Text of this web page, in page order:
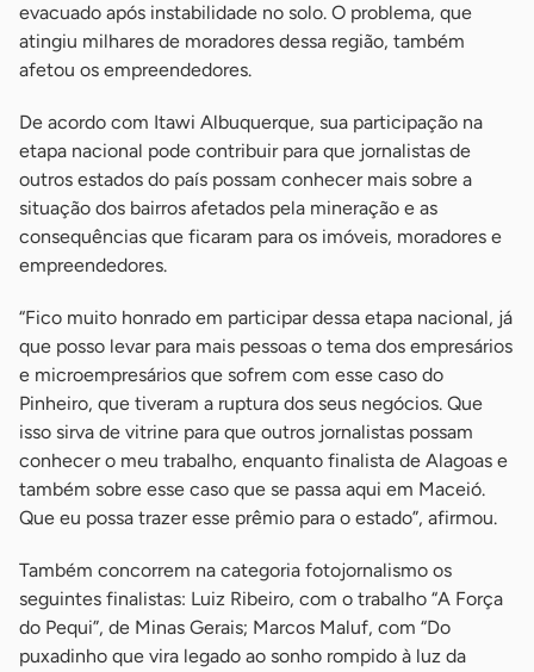
evacuado após instabilidade no solo. O problema, que
atingiu milhares de moradores dessa região, também
afetou os empreendedores.
De acordo com Itawi Albuquerque, sua participação na
etapa nacional pode contribuir para que jornalistas de
outros estados do país possam conhecer mais sobre a
situação dos bairros afetados pela mineração e as
consequências que ficaram para os imóveis, moradores e
empreendedores.
“Fico muito honrado em participar dessa etapa nacional, já
que posso levar para mais pessoas o tema dos empresários
e microempresários que sofrem com esse caso do
Pinheiro, que tiveram a ruptura dos seus negócios. Que
isso sirva de vitrine para que outros jornalistas possam
conhecer o meu trabalho, enquanto finalista de Alagoas e
também sobre esse caso que se passa aqui em Maceió.
Que eu possa trazer esse prêmio para o estado”, afirmou.
Também concorrem na categoria fotojornalismo os
seguintes finalistas: Luiz Ribeiro, com o trabalho “A Força
do Pequi”, de Minas Gerais; Marcos Maluf, com “Do
puxadinho que vira legado ao sonho rompido à luz da